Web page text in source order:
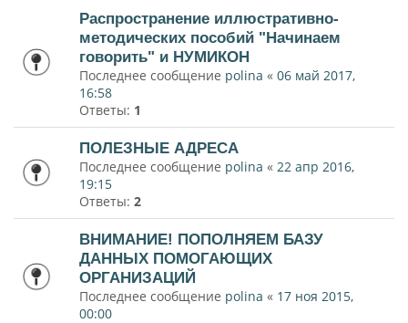
Распространение иллюстративно-
методических пособий "Начинаем
говорить" и НУМИКОН
Последнее сообщение polina « 06 май 2017,
16:58
Ответы: 1
ПОЛЕЗНЫЕ АДРЕСА
Последнее сообщение polina « 22 апр 2016,
19:15
Ответы: 2
ВНИМАНИЕ! ПОПОЛНЯЕМ БАЗУ
ДАННЫХ ПОМОГАЮЩИХ
ОРГАНИЗАЦИЙ
Последнее сообщение polina « 17 ноя 2015,
00:00